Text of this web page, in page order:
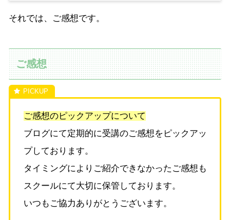
それでは、ご感想です。
ご感想
ご感想のピックアップについて
ブログにて定期的に受講のご感想をピックアッ
プしております。
タイミングによりご紹介できなかったご感想も
スクールにて大切に保管しております。
いつもご協力ありがとうございます。